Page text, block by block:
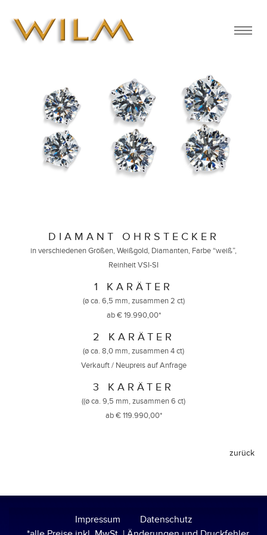
DIAMANT OHRSTECKER
in verschiedenen Größen, Weißgold, Diamanten, Farbe “weiß”,
Reinheit VSI-SI
1 KARÄTER
(ø ca. 6,5 mm, zusammen 2 ct)
ab € 19.990,00*
2 KARÄTER
(ø ca. 8,0 mm, zusammen 4 ct)
Verkauft / Neupreis auf Anfrage
3 KARÄTER
((ø ca. 9,5 mm, zusammen 6 ct)
ab € 119.990,00*
Impressum
Datenschutz